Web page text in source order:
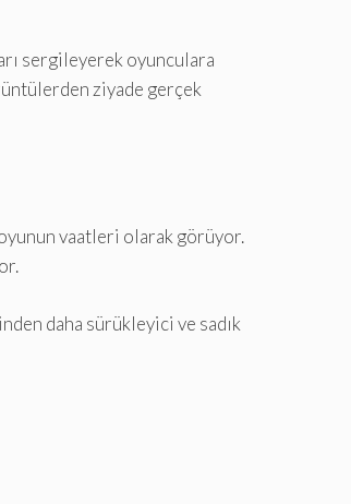
sergileyerek oyunculara
ziyade gerçek
vaatleri olarak görüyor.
daha sürükleyici ve sadık